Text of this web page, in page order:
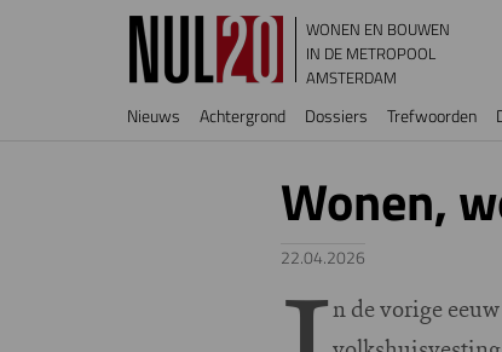
Overslaan en naar de inhoud gaan
WONEN EN BOUWEN
IN DE METROPOOL
AMSTERDAM
Hoofdnavigatie
Nieuws Achtergrond Dossiers Trefwoorden
Wonen,
22.04.2026
n de vorige